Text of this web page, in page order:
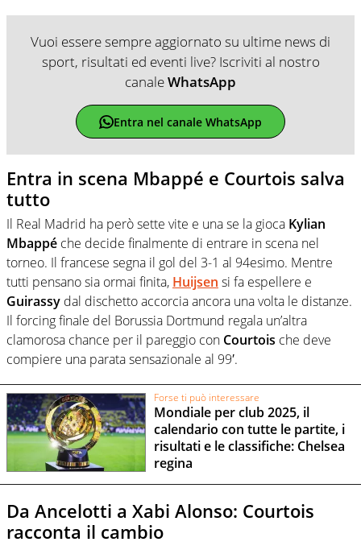
Vuoi essere sempre aggiornato su ultime news di
sport, risultati ed eventi live? Iscriviti al nostro
canaleWhatsApp
Entra nel canale WhatsApp
Entra in scena Mbappé e Courtois salva
tutto
Il Real Madrid ha però sette vite e una se la gioca Kylian
Mbappé che decide finalmente di entrare in scena nel
torneo. Il francese segna il gol del 3-1 al 94esimo. Mentre
tutti pensano sia ormai finita, Huijsen si fa espellere e
Guirassy dal dischetto accorcia ancora una volta le distanze.
Il forcing finale del Borussia Dortmund regala un’altra
clamorosa chance per il pareggio con Courtois che deve
compiere una parata sensazionale al 99′.
Forse ti può interessare
Mondiale per club 2025, il
calendario con tutte le partite, i
risultati e le classifiche: Chelsea
regina
Da Ancelotti a Xabi Alonso: Courtois
racconta il cambio